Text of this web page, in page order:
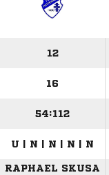
12
16
54:112
U | N | N | N | N
RAPHAEL SKUSA